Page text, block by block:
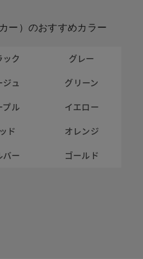
ー）のおすすめカラー
ック
グレー
ジュ
グリーン
プル
イエロー
ド
オレンジ
バー
ゴールド